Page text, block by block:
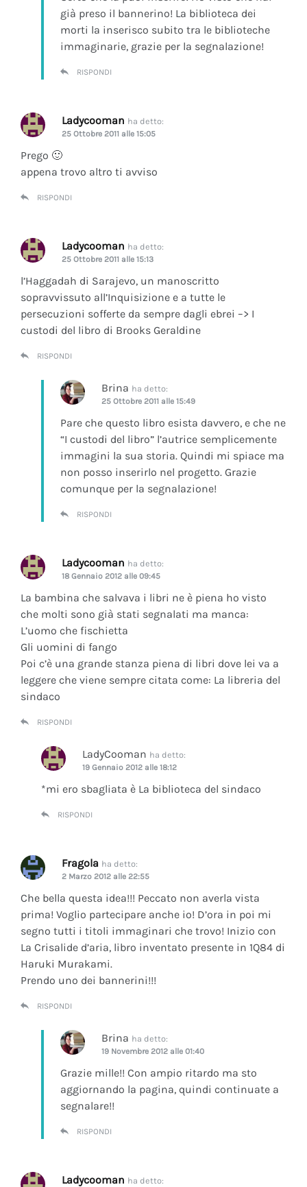
già preso il bannerino! La biblioteca dei
morti la inserisco subito tra le biblioteche
immaginarie, grazie per la segnalazione!
RISPONDI
Ladycooman ha detto:
25 Ottobre 2011 alle 15:05
Prego 🙂
appena trovo altro ti avviso
RISPONDI
Ladycooman ha detto:
25 Ottobre 2011 alle 15:13
l’Haggadah di Sarajevo, un manoscritto
sopravvissuto all’Inquisizione e a tutte le
persecuzioni sofferte da sempre dagli ebrei –> I
custodi del libro di Brooks Geraldine
RISPONDI
Brina ha detto:
25 Ottobre 2011 alle 15:49
Pare che questo libro esista davvero, e che ne
“I custodi del libro” l’autrice semplicemente
immagini la sua storia. Quindi mi spiace ma
non posso inserirlo nel progetto. Grazie
comunque per la segnalazione!
RISPONDI
Ladycooman ha detto:
18 Gennaio 2012 alle 09:45
La bambina che salvava i libri ne è piena ho visto
che molti sono già stati segnalati ma manca:
L’uomo che fischietta
Gli uomini di fango
Poi c’è una grande stanza piena di libri dove lei va a
leggere che viene sempre citata come: La libreria del
sindaco
RISPONDI
LadyCooman ha detto:
19 Gennaio 2012 alle 18:12
*mi ero sbagliata è La biblioteca del sindaco
RISPONDI
Fragola ha detto:
2 Marzo 2012 alle 22:55
Che bella questa idea!!! Peccato non averla vista
prima! Voglio partecipare anche io! D’ora in poi mi
segno tutti i titoli immaginari che trovo! Inizio con
La Crisalide d’aria, libro inventato presente in 1Q84 di
Haruki Murakami.
Prendo uno dei bannerini!!!
RISPONDI
Brina ha detto:
19 Novembre 2012 alle 01:40
Grazie mille!! Con ampio ritardo ma sto
aggiornando la pagina, quindi continuate a
segnalare!!
RISPONDI
Ladycooman ha detto: